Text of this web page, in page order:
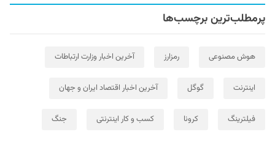
پرمطلب‌ترین برچسب‌ها
هوش مصنوعی رمزارز آخرین اخبار وزارت ارتباطات
اینترنت گوگل آخرین اخبار اقتصاد ایران و جهان
فیلترینگ کرونا کسب و کار اینترنتی جنگ